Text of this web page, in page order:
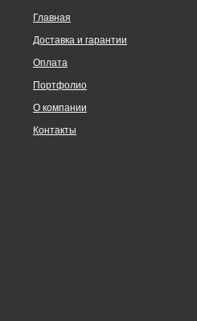
Главная
Доставка и гарантии
Оплата
Портфолио
О компании
Контакты